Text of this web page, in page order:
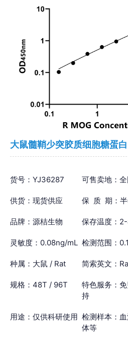
大鼠髓鞘少突胶质细胞糖蛋
货号：YJ36287 可售卖地：
供货：现货供应 保 质 期：
品牌：源桔生物 保存温度：
灵敏度：0.08ng/mL 检测范围：
种属：大鼠 / Rat 简索英文：
规格：48T / 96T
特色服务：
持
用途：仅供科研使用 检测样本：
体等